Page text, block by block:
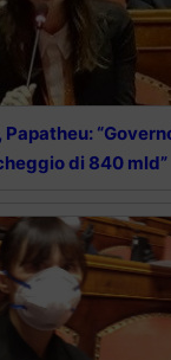
Papatheu:
di 840 mld”